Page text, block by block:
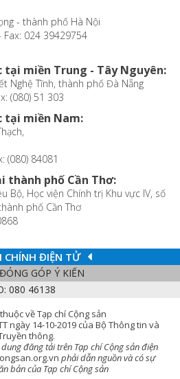
- thành phố Hà Nội
024 39429754
miền Trung - Tây Nguyên:
Nghệ Tĩnh, thành phố Đà Nẵng
(080) 51 303
tại miền Nam:
(080) 84081
thành phố Cần Thơ:
Bộ, Học viện Chính trị Khu vực IV, số
phố Cần Thơ
CHÍNH ĐIỆN TỬ
GÓP Ý KIẾN
080 46138
về Tạp chí Cộng sản
ngày 14-10-2019 của Bộ Thông tin và
thông.
đăng tải trên Tạp chí Cộng sản điện
phải dẫn nguồn và có sự
bản của Tạp chí Cộng sản